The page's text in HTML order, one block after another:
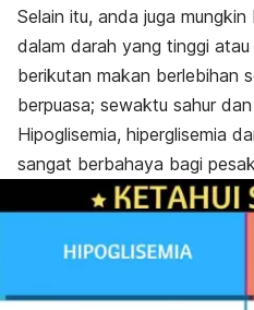
Selain itu, anda juga
dalam darah yang tinggi atau
berikutan makan berlebihan
berpuasa; sewaktu sahur
Hipoglisemia, hiperglisemia
sangat berbahaya bagi